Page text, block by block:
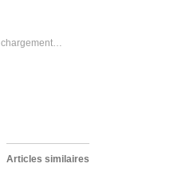
chargement…
Articles similaires